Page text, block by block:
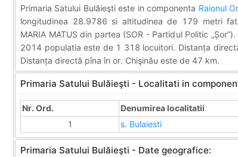
Primaria Satului Bulăieşti este in componenta Raionul
longitudinea 28.9786 si altitudinea de 179 metri
MARIA MATUS din partea (SOR - Partidul Politic
2014 populatia este de 1 318 locuitori. Distanța
Distanța directă pîna în or. Chişinău este de 47 km.
Primaria Satului Bulăieşti - Localitati in
Nr. Ord.
Denumirea localitatii
1
s. Bulaiesti
Primaria Satului Bulăieşti - Date geografice: